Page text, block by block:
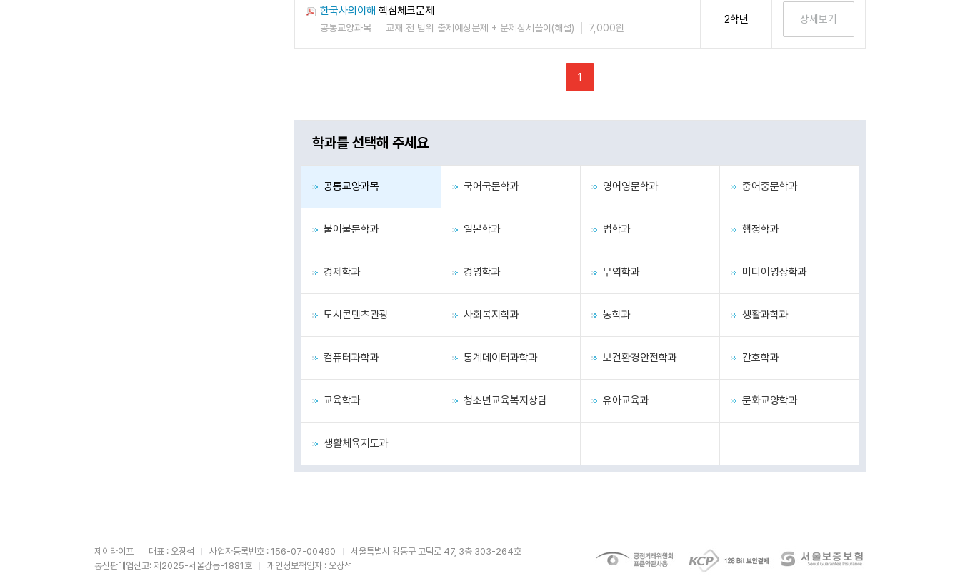
한국사의이해 핵심체크문제
공통교양과목 교재 전 범위 출제예상문제 + 문제상세풀이(해설) 7,000원
2학년
학과를 선택해 주세요
공통교양과목 국어국문학과 영어영문학과 중어중문학과
불어불문학과 일본학과 법학과 행정학과
경제학과 경영학과 무역학과 미디어영상학과
도시콘텐츠관광 사회복지학과 농학과 생활과학과
컴퓨터과학과 통계데이터과학과 보건환경안전학과 간호학과
교육학과 청소년교육복지상담 유아교육과 문화교양학과
생활체육지도과
제이라이프 대표 : 오장석 사업자등록번호 : 156-07-00490
서울특별시 강동구 고덕로 47, 3층 303-264호
통신판매업신고: 제2025-서울강동-1881호
개인정보책임자 : 오장석